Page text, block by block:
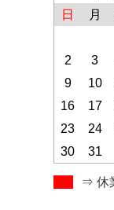
日
月
2
3
9
10
16
17
23
24
30
31
⇒ 休